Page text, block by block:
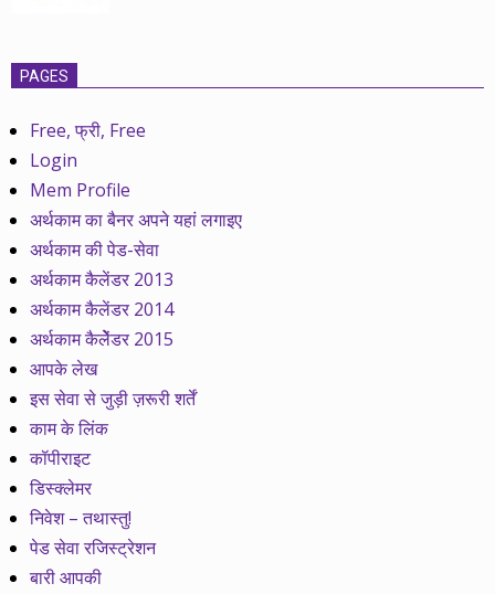
PAGES
Free, फ्री, Free
Login
Mem Profile
अर्थकाम का बैनर अपने यहां लगाइए
अर्थकाम की पेड-सेवा
अर्थकाम कैलेंडर 2013
अर्थकाम कैलेंडर 2014
अर्थकाम कैलेेंडर 2015
आपके लेख
इस सेवा से जुड़ी ज़रूरी शर्तें
काम के लिंक
कॉपीराइट
डिस्क्लेमर
निवेश – तथास्तु!
पेड सेवा रजिस्ट्रेशन
बारी आपकी